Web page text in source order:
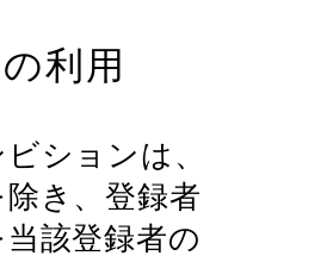
利用
ションは、
き、登録者
該登録者の